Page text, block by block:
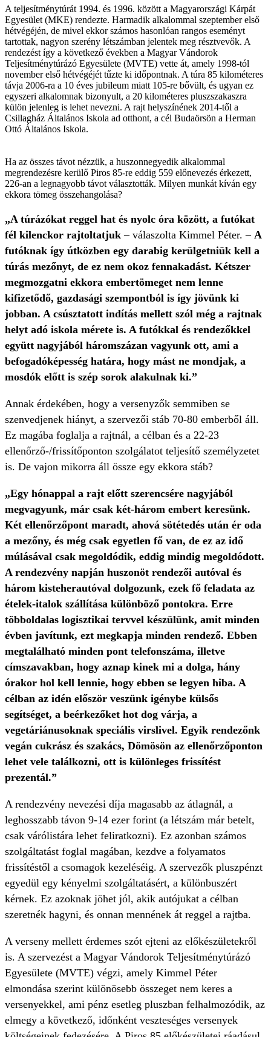
A teljesítménytúrát 1994. és 1996. között a Magyarországi Kárpát
Egyesület (MKE) rendezte. Harmadik alkalommal szeptember első
hétvégéjén, de mivel ekkor számos hasonlóan rangos eseményt
tartottak, nagyon szerény létszámban jelentek meg résztvevők. A
rendezést így a következő években a Magyar Vándorok
Teljesítménytúrázó Egyesülete (MVTE) vette át, amely 1998-tól
november első hétvégéjét tűzte ki időpontnak. A túra 85 kilométeres
távja 2006-ra a 10 éves jubileum miatt 105-re bővült, és ugyan ez
egyszeri alkalomnak bizonyult, a 20 kilométeres pluszszakaszra
külön jelenleg is lehet nevezni. A rajt helyszínének 2014-től a
Csillagház Általános Iskola ad otthont, a cél Budaörsön a Herman
Ottó Általános Iskola.
Ha az összes távot nézzük, a huszonnegyedik alkalommal
megrendezésre kerülő Piros 85-re eddig 559 előnevezés érkezett,
226-an a legnagyobb távot választották. Milyen munkát kíván egy
ekkora tömeg összehangolása?
„A túrázókat reggel hat és nyolc óra között, a futókat
fél kilenckor rajtoltatjuk – válaszolta Kimmel Péter. – A
futóknak így útközben egy darabig kerülgetniük kell a
túrás mezőnyt, de ez nem okoz fennakadást. Kétszer
megmozgatni ekkora embertömeget nem lenne
kifizetődő, gazdasági szempontból is így jövünk ki
jobban. A csúsztatott indítás mellett szól még a rajtnak
helyt adó iskola mérete is. A futókkal és rendezőkkel
együtt nagyjából háromszázan vagyunk ott, ami a
befogadóképesség határa, hogy mást ne mondjak, a
mosdók előtt is szép sorok alakulnak ki.”
Annak érdekében, hogy a versenyzők semmiben se
szenvedjenek hiányt, a szervezői stáb 70-80 emberből áll.
Ez magába foglalja a rajtnál, a célban és a 22-23
ellenőrző-/frissítőponton szolgálatot teljesítő személyzetet
is. De vajon mikorra áll össze egy ekkora stáb?
„Egy hónappal a rajt előtt szerencsére nagyjából
megvagyunk, már csak két-három embert keresünk.
Két ellenőrzőpont maradt, ahová sötétedés után ér oda
a mezőny, és még csak egyetlen fő van, de ez az idő
múlásával csak megoldódik, eddig mindig megoldódott.
A rendezvény napján huszonöt rendezői autóval és
három kisteherautóval dolgozunk, ezek fő feladata az
ételek-italok szállítása különböző pontokra. Erre
többoldalas logisztikai tervvel készülünk, amit minden
évben javítunk, ezt megkapja minden rendező. Ebben
megtalálható minden pont telefonszáma, illetve
címszavakban, hogy aznap kinek mi a dolga, hány
órakor hol kell lennie, hogy ebben se legyen hiba. A
célban az idén először veszünk igénybe külsős
segítséget, a beérkezőket hot dog várja, a
vegetáriánusoknak speciális virslivel. Egyik rendezőnk
vegán cukrász és szakács, Dömösön az ellenőrzőponton
lehet vele találkozni, ott is különleges frissítést
prezentál.”
A rendezvény nevezési díja magasabb az átlagnál, a
leghosszabb távon 9-14 ezer forint (a létszám már betelt,
csak várólistára lehet feliratkozni). Ez azonban számos
szolgáltatást foglal magában, kezdve a folyamatos
frissítéstől a csomagok kezeléséig. A szervezők pluszpénzt
egyedül egy kényelmi szolgáltatásért, a különbuszért
kérnek. Ez azoknak jöhet jól, akik autójukat a célban
szeretnék hagyni, és onnan mennének át reggel a rajtba.
A verseny mellett érdemes szót ejteni az előkészületekről
is. A szervezést a Magyar Vándorok Teljesítménytúrázó
Egyesülete (MVTE) végzi, amely Kimmel Péter
elmondása szerint különösebb összeget nem keres a
versenyekkel, ami pénz esetleg pluszban felhalmozódik, az
elmegy a következő, időnként veszteséges versenyek